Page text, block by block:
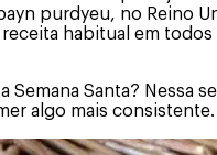
purdyeu, no Reino
habitual em
Semana Santa?
algo mais